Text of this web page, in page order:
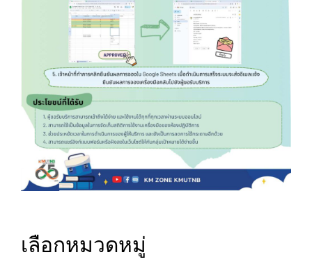
เลือกหมวดหมู่